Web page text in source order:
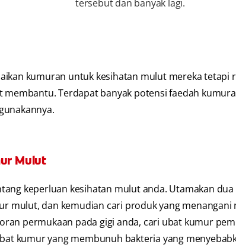
tersebut dan banyak lagi.
kumuran untuk kesihatan mulut mereka tetapi
Terdapat banyak potensi faedah
Mulut
keperluan kesihatan mulut anda. Utamakan dua
mulut, dan kemudian cari produk yang menangani
permukaan pada gigi anda, cari ubat kumur
kumur yang membunuh bakteria yang